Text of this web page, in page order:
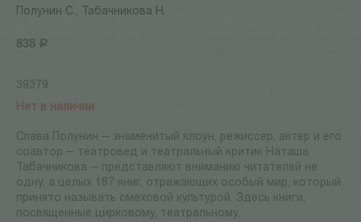
Полунин С., Табачникова Н.
838 Р
39379
Нет в наличии
Слава Полунин — знаменитый клоун, режиссер, актер и его
соавтор — театровед и театральный критик Наташа
Табачникова — представляют вниманию читателей не
одну, а целых 187 книг, отражающих особый мир, который
принято называть смеховой культурой. Здесь книги,
посвященные цирковому, театральному,